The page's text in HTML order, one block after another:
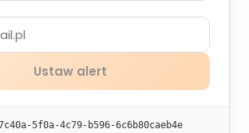
Ustaw alert
5f0a-4c79-b596-6c6b80caeb4e